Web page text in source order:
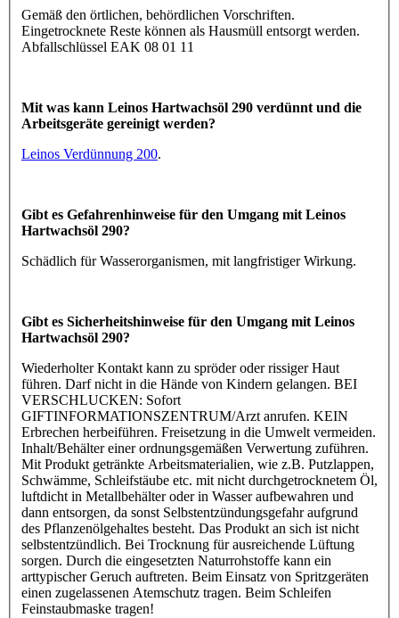
Gemäß den örtlichen, behördlichen Vorschriften.
Eingetrocknete Reste können als Hausmüll entsorgt werden.
Abfallschlüssel EAK 08 01 11
Mit was kann Leinos Hartwachsöl 290 verdünnt und die
Arbeitsgeräte gereinigt werden?
Leinos Verdünnung 200.
Gibt es Gefahrenhinweise für den Umgang mit Leinos
Hartwachsöl 290?
Schädlich für Wasserorganismen, mit langfristiger Wirkung.
Gibt es Sicherheitshinweise für den Umgang mit Leinos
Hartwachsöl 290?
Wiederholter Kontakt kann zu spröder oder rissiger Haut
führen. Darf nicht in die Hände von Kindern gelangen. BEI
VERSCHLUCKEN: Sofort
GIFTINFORMATIONSZENTRUM/Arzt anrufen. KEIN
Erbrechen herbeiführen. Freisetzung in die Umwelt vermeiden.
Inhalt/Behälter einer ordnungsgemäßen Verwertung zuführen.
Mit Produkt getränkte Arbeitsmaterialien, wie z.B. Putzlappen,
Schwämme, Schleifstäube etc. mit nicht durchgetrocknetem Öl,
luftdicht in Metallbehälter oder in Wasser aufbewahren und
dann entsorgen, da sonst Selbstentzündungsgefahr aufgrund
des Pflanzenölgehaltes besteht. Das Produkt an sich ist nicht
selbstentzündlich. Bei Trocknung für ausreichende Lüftung
sorgen. Durch die eingesetzten Naturrohstoffe kann ein
arttypischer Geruch auftreten. Beim Einsatz von Spritzgeräten
einen zugelassenen Atemschutz tragen. Beim Schleifen
Feinstaubmaske tragen!